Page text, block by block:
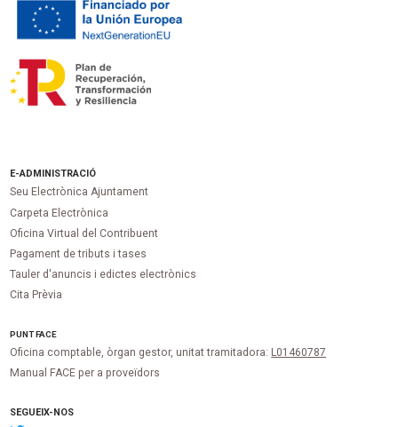
E-ADMINISTRACIÓ
Seu Electrònica Ajuntament
Carpeta Electrònica
Oficina Virtual del Contribuent
Pagament de tributs i tases
Tauler d'anuncis i edictes electrònics
Cita Prèvia
PUNTFACE
Oficina comptable, òrgan gestor, unitat tramitadora: L01460787
Manual FACE per a proveïdors
SEGUEIX-NOS